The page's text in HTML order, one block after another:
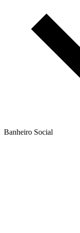
Banheiro Social